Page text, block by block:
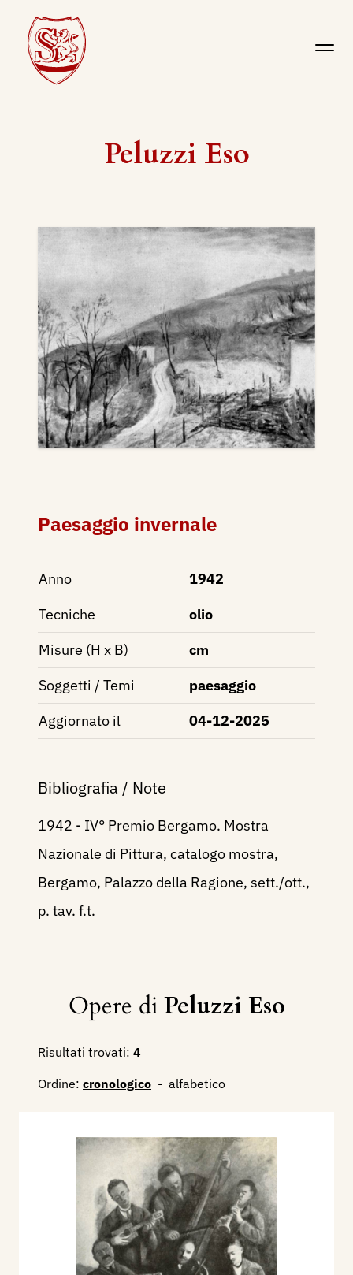
Peluzzi Eso
Paesaggio invernale
Anno
1942
Tecniche
olio
Misure (H x B)
cm
Soggetti / Temi
paesaggio
Aggiornato il
04-12-2025
Bibliografia / Note
1942 - IV° Premio Bergamo. Mostra
Nazionale di Pittura, catalogo mostra,
Bergamo, Palazzo della Ragione, sett./ott.,
p. tav. f.t.
Opere diPeluzzi Eso
Risultati trovati: 4
Ordine: cronologico - alfabetico